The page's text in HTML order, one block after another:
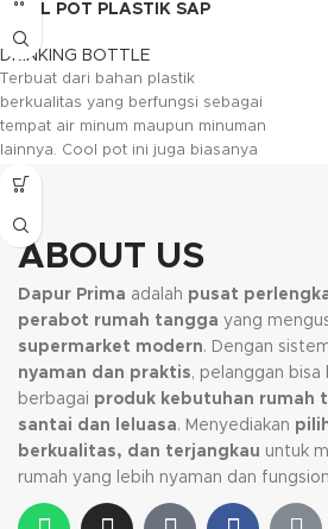
yang menambah kesan mewah
pada barangnya.
Kami akan menghubungi Anda
kembali, jika request warna tidak
tersedia.
COOL POT PLASTIK SAP
DRINKING BOTTLE
Terbuat dari bahan plastik
berkualitas yang berfungsi sebagai
tempat air minum maupun minuman
lainnya. Cool pot ini juga biasanya
digunakan untuk tempat air yang
Kami akan menghubungi Anda
kembali, jika request warna tidak
ABOUT US
Dapur Prima adalah pusat
perabot rumah tangga yang
supermarket modern. Dengan
nyaman dan praktis, pelanggan bisa
berbagai produk kebutuhan rumah
santai dan leluasa. Menyediakan
berkualitas, dan terjangkau untuk
rumah yang lebih nyaman dan